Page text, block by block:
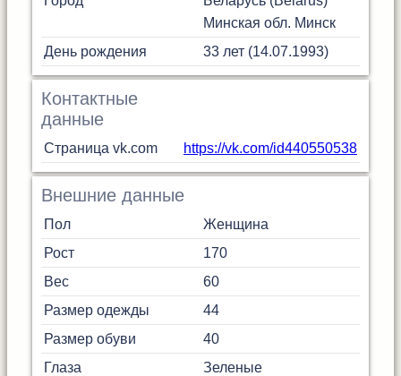
Минская обл. Минск
День рождения
33 лет (14.07.1993)
Контактные
данные
Страница vk.com https://vk.com/id440550538
Внешние данные
Пол
Женщина
Рост
170
Вес
60
Размер одежды
44
Размер обуви
40
Глаза
Зеленые